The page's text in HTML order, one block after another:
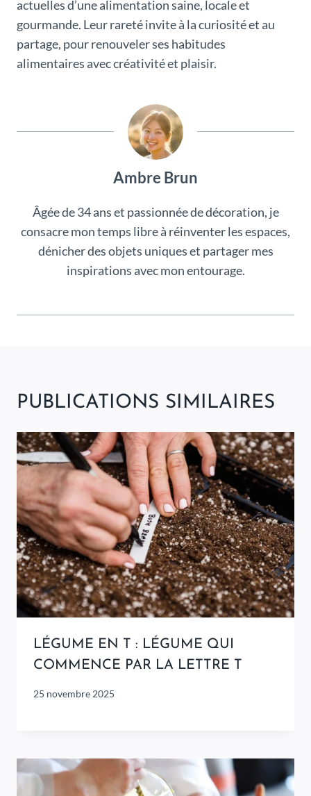
actuelles d’une alimentation saine, locale et
gourmande. Leur rareté invite à la curiosité et au
partage, pour renouveler ses habitudes
alimentaires avec créativité et plaisir.
Ambre Brun
Âgée de 34 ans et passionnée de décoration, je
consacre mon temps libre à réinventer les espaces,
dénicher des objets uniques et partager mes
inspirations avec mon entourage.
PUBLICATIONS SIMILAIRES
LÉGUME EN T : LÉGUME QUI
COMMENCE PAR LA LETTRE T
25 novembre 2025